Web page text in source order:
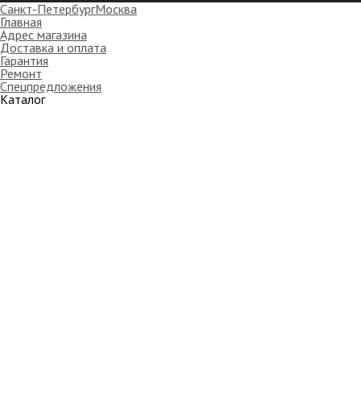
Санкт-ПетербургМосква
Главная
Адрес магазина
Доставка и оплата
Гарантия
Ремонт
Спецпредложения
Каталог